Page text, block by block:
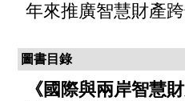
年來推廣智慧財產
圖書目錄
《國際與兩岸智慧